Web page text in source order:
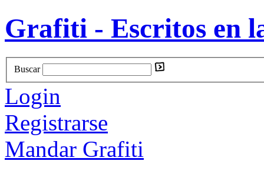
Grafiti - Escritos en
Buscar
Login
Registrarse
Mandar Grafiti